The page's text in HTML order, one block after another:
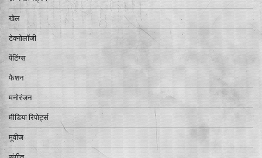
खेल
टेक्नोलॉजी
पेंटिंग्स
फैशन
मनोरंजन
मीडिया रिपोर्ट्स
मूवीज